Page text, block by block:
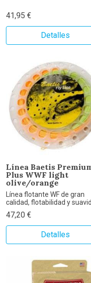
41,95 €
Detalles
Línea Baetis
Plus WWF light
olive/orange
Línea flotante WF de gran
calidad, flotabilidad y
47,20 €
Detalles